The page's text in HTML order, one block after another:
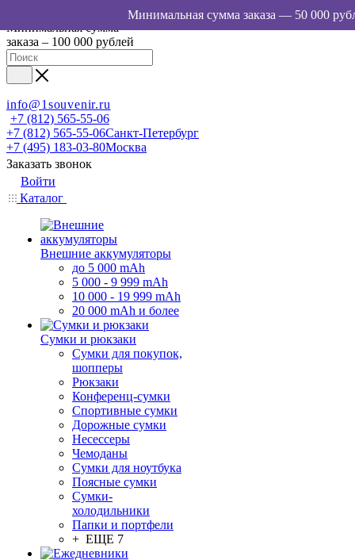
Минимальная сумма
заказа – 100 000 рублей
info@1souvenir.ru
+7 (812) 565-55-06
+7 (812) 565-55-06Санкт-Петербург
+7 (495) 183-03-80Москва
Заказать звонок
Войти
Каталог
Внешние аккумуляторы
до 5 000 mAh
5 000 - 9 999 mAh
10 000 - 19 999 mAh
20 000 mAh и более
Сумки и рюкзаки
Сумки для покупок,
шопперы
Рюкзаки
Конференц-сумки
Спортивные сумки
Дорожные сумки
Несессеры
Чемоданы
Сумки для ноутбука
Поясные сумки
Сумки-
холодильники
Папки и портфели
+ ЕЩЕ 7